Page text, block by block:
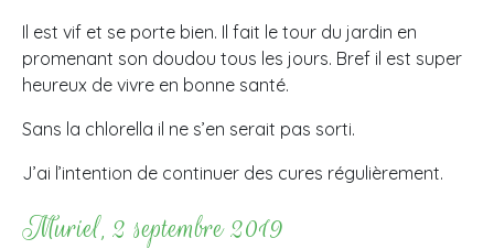
Il est vif et se porte bien. Il fait le tour du jardin en
promenant son doudou tous les jours. Bref il est super
heureux de vivre en bonne santé.
Sans la chlorella il ne s’en serait pas sorti.
J’ai l’intention de continuer des cures régulièrement.
Muriel, 2 septembre 2019